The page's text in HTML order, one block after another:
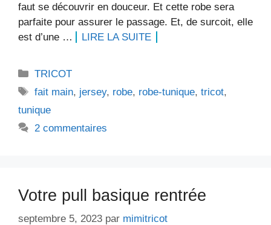
faut se découvrir en douceur. Et cette robe sera
parfaite pour assurer le passage. Et, de surcoit, elle
est d’une …
LIRE LA SUITE
Catégories
TRICOT
Étiquettes
fait main, jersey, robe, robe-tunique,tricot,
tunique
2 commentaires
Votre pull basique rentrée
septembre 5, 2023 par mimitricot